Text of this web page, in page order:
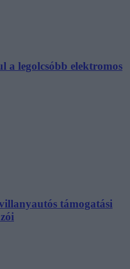
legolcsóbb elektromos
támogatási